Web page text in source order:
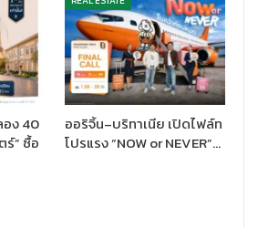
ย
ยู่อาศัยที่เหนือระดับ พร้อมสิทธิพิเศษ
เงื่อนไขเป็นไปตามที่บริษัทกำหนด
ติมได้ที่สำนักงานขาย หรือ โทร. 1265
ง 40
” ซื้อ
ออริจิ้น–บริทาเนีย เปิดไฟล์ท
โปรแรง “NOW or NEVER”…